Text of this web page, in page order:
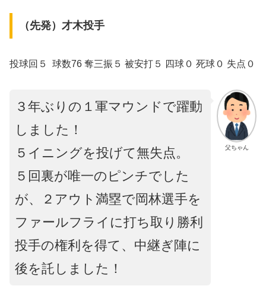
（先発）才木投手
投球回５ 球数76 奪三振５ 被安打５ 四球０ 死球０ 失点０
父ちゃん
３年ぶりの１軍マウンドで躍動
しました！
５イニングを投げて無失点。
５回裏が唯一のピンチでした
が、２アウト満塁で岡林選手を
ファールフライに打ち取り勝利
投手の権利を得て、中継ぎ陣に
後を託しました！